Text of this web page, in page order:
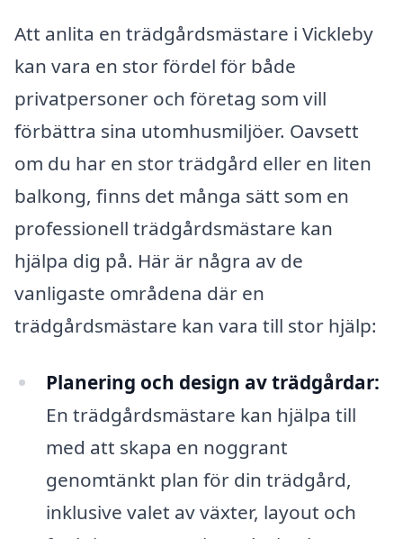
Att anlita en trädgårdsmästare i Vickleby
kan vara en stor fördel för både
privatpersoner och företag som vill
förbättra sina utomhusmiljöer. Oavsett
om du har en stor trädgård eller en liten
balkong, finns det många sätt som en
professionell trädgårdsmästare kan
hjälpa dig på. Här är några av de
vanligaste områdena där en
trädgårdsmästare kan vara till stor hjälp:
Planering och design av trädgårdar:
En trädgårdsmästare kan hjälpa till
med att skapa en noggrant
genomtänkt plan för din trädgård,
inklusive valet av växter, layout och